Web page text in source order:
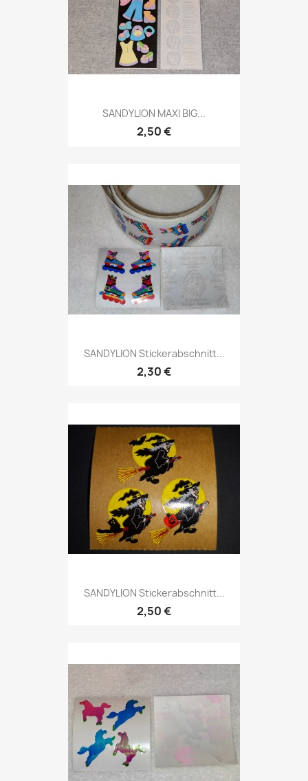
SANDYLION MAXI BIG...
2,50 €
SANDYLION Stickerabschnitt...
2,30 €
SANDYLION Stickerabschnitt...
2,50 €